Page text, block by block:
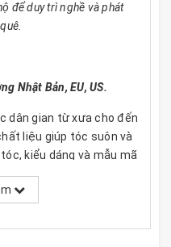
để duy trì nghề và phát
Nhật Bản, EU, US.
dân gian từ xưa cho đến
liệu giúp tóc suôn và
kiểu dáng và mẫu mã
có thể mát xa đầu và